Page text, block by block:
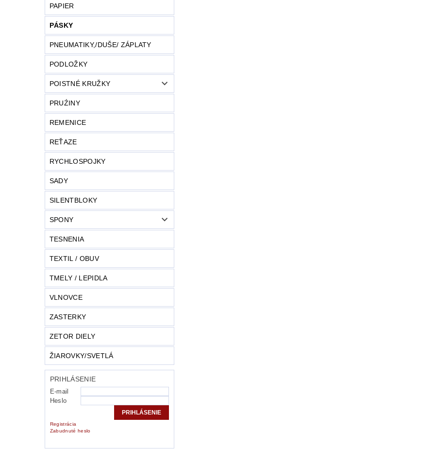
PAPIER
PÁSKY
PNEUMATIKY,/DUŠE/ ZÁPLATY
PODLOŽKY
POISTNÉ KRUŽKY
PRUŹINY
REMENICE
REŤAZE
RYCHLOSPOJKY
SADY
SILENTBLOKY
SPONY
TESNENIA
TEXTIL / OBUV
TMELY / LEPIDLA
VLNOVCE
ZASTERKY
ZETOR DIELY
ŽIAROVKY/SVETLÁ
PRIHLÁSENIE
E-mail
Heslo
Registrácia
Zabudnuté heslo